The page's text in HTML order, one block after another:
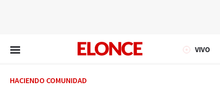
VIVO
HACIENDO COMUNIDAD